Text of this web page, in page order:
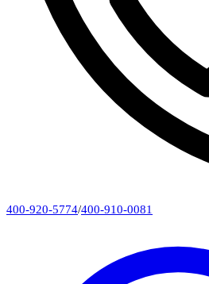
400-920-5774/400-910-0081